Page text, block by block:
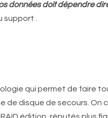
données doit dépendre
.
qui permet de faire
de disque de secours. On